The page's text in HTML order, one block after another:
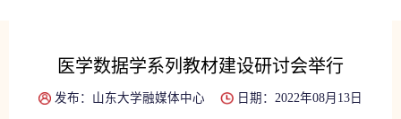
医学数据学系列教材建设研讨会举行
发布：山东大学融媒体中心 日期：2022年08月13日